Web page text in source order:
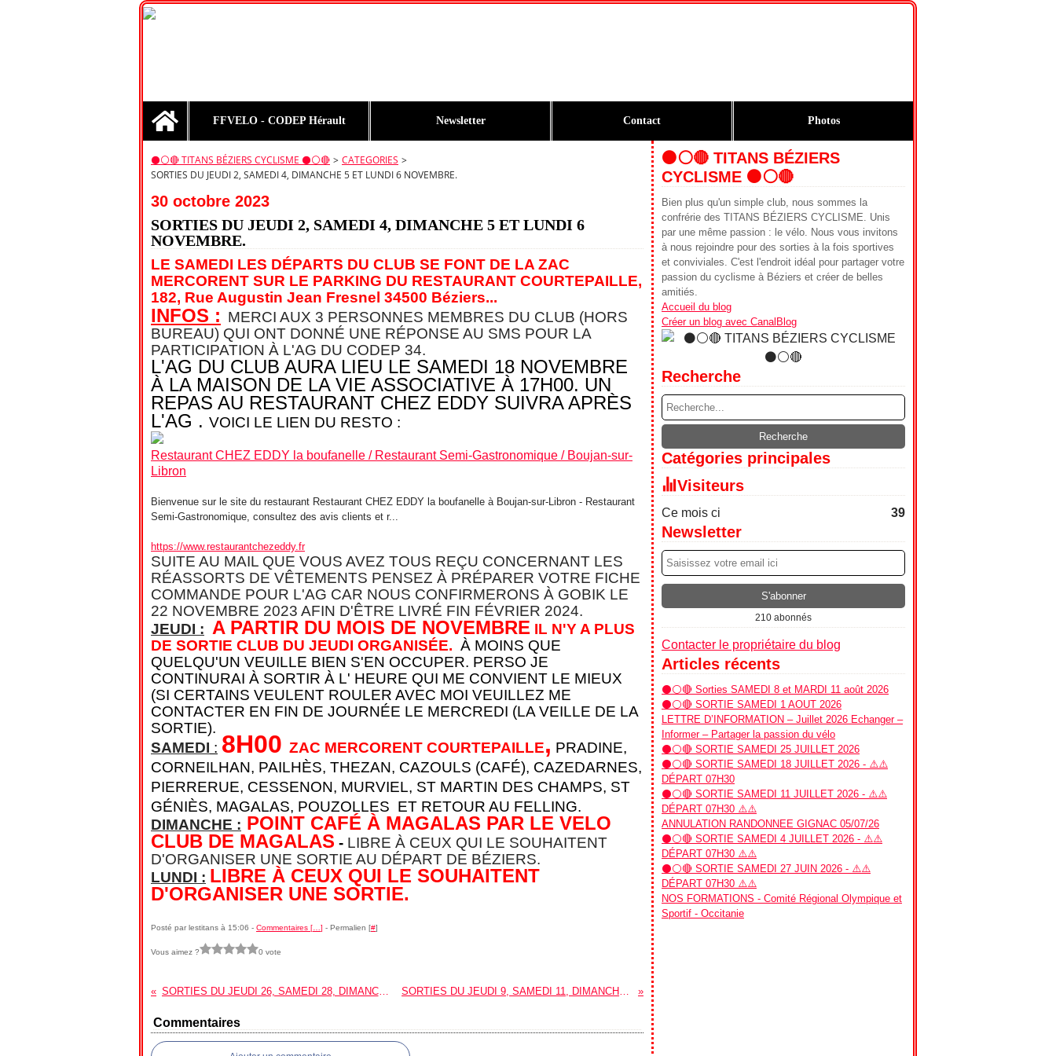
FFVELO - CODEP Hérault
Newsletter Contact Photos
⚫️⚪️🔴 TITANS BÉZIERS CYCLISME ⚫️⚪️🔴 > CATEGORIES >
SORTIES DU JEUDI 2, SAMEDI 4, DIMANCHE 5 ET LUNDI 6 NOVEMBRE.
30 octobre 2023
SORTIES DU JEUDI 2, SAMEDI 4, DIMANCHE 5 ET LUNDI 6
NOVEMBRE.
LE SAMEDI LES DÉPARTS DU CLUB SE FONT DE LA ZAC
MERCORENT SUR LE PARKING DU RESTAURANT COURTEPAILLE,
182, Rue Augustin Jean Fresnel 34500 Béziers...
INFOS : MERCI AUX 3 PERSONNES MEMBRES DU CLUB (HORS
BUREAU) QUI ONT DONNÉ UNE RÉPONSE AU SMS POUR LA
PARTICIPATION À L'AG DU CODEP 34.
L'AG DU CLUB AURA LIEU LE SAMEDI 18 NOVEMBRE
À LA MAISON DE LA VIE ASSOCIATIVE À 17H00. UN
REPAS AU RESTAURANT CHEZ EDDY SUIVRA APRÈS
L'AG . VOICI LE LIEN DU RESTO :
Restaurant CHEZ EDDY la boufanelle / Restaurant Semi-Gastronomique / Boujan-sur-
Libron
Bienvenue sur le site du restaurant Restaurant CHEZ EDDY la boufanelle à Boujan-sur-Libron - Restaurant
Semi-Gastronomique, consultez des avis clients et r...
https://www.restaurantchezeddy.fr
SUITE AU MAIL QUE VOUS AVEZ TOUS REÇU CONCERNANT LES
RÉASSORTS DE VÊTEMENTS PENSEZ À PRÉPARER VOTRE FICHE
COMMANDE POUR L'AG CAR NOUS CONFIRMERONS À GOBIK LE
22 NOVEMBRE 2023 AFIN D'ÊTRE LIVRÉ FIN FÉVRIER 2024.
JEUDI : A PARTIR DU MOIS DE NOVEMBRE IL N'Y A PLUS
DE SORTIE CLUB DU JEUDI ORGANISÉE. À MOINS QUE
QUELQU'UN VEUILLE BIEN S'EN OCCUPER. PERSO JE
CONTINURAI À SORTIR À L' HEURE QUI ME CONVIENT LE MIEUX
(SI CERTAINS VEULENT ROULER AVEC MOI VEUILLEZ ME
CONTACTER EN FIN DE JOURNÉE LE MERCREDI (LA VEILLE DE LA
SORTIE).
SAMEDI : 8H00 ZAC MERCORENT COURTEPAILLE, PRADINE,
CORNEILHAN, PAILHÈS, THEZAN, CAZOULS (CAFÉ), CAZEDARNES,
PIERRERUE, CESSENON, MURVIEL, ST MARTIN DES CHAMPS, ST
GÉNIÈS, MAGALAS, POUZOLLES ET RETOUR AU FELLING.
DIMANCHE : POINT CAFÉ À MAGALAS PAR LE VELO
CLUB DE MAGALAS - LIBRE À CEUX QUI LE SOUHAITENT
D'ORGANISER UNE SORTIE AU DÉPART DE BÉZIERS.
LUNDI : LIBRE À CEUX QUI LE SOUHAITENT
D'ORGANISER UNE SORTIE.
Posté par lestitans à 15:06 - Commentaires [ ] - Permalien [#]
Vous aimez ? 0 vote
SORTIES DU JEUDI 26, SAMEDI 28, DIMANCHE 29 ET LUNDI 30 OCTOBRE. SORTIES DU JEUDI 9, SAMEDI 11, DIMANCHE 12 ET LUNDI 13 NOVEMBRE.
Commentaires
⚫️⚪️🔴 TITANS BÉZIERS
CYCLISME ⚫️⚪️🔴
Bien plus qu'un simple club, nous sommes la
confrérie des TITANS BÉZIERS CYCLISME. Unis
par une même passion : le vélo. Nous vous invitons
à nous rejoindre pour des sorties à la fois sportives
et conviviales. C'est l'endroit idéal pour partager votre
passion du cyclisme à Béziers et créer de belles
amitiés.
Accueil du blog
Créer un blog avec CanalBlog
Recherche
Catégories principales
Visiteurs
Ce mois ci 39
Newsletter
210 abonnés
Contacter le propriétaire du blog
Articles récents
⚫⚪🔴 Sorties SAMEDI 8 et MARDI 11 août 2026
⚫⚪🔴 SORTIE SAMEDI 1 AOUT 2026
LETTRE D’INFORMATION – Juillet 2026 Echanger –
Informer – Partager la passion du vélo
⚫⚪🔴 SORTIE SAMEDI 25 JUILLET 2026
⚫⚪🔴 SORTIE SAMEDI 18 JUILLET 2026 - ⚠️⚠️
DÉPART 07H30
⚫⚪🔴 SORTIE SAMEDI 11 JUILLET 2026 - ⚠️⚠️
DÉPART 07H30 ⚠️⚠️
ANNULATION RANDONNEE GIGNAC 05/07/26
⚫⚪🔴 SORTIE SAMEDI 4 JUILLET 2026 - ⚠️⚠️
DÉPART 07H30 ⚠️⚠️
⚫⚪🔴 SORTIE SAMEDI 27 JUIN 2026 - ⚠️⚠️
DÉPART 07H30 ⚠️⚠️
NOS FORMATIONS - Comité Régional Olympique et
Sportif - Occitanie